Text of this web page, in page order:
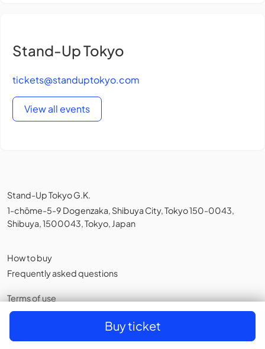
Buy ticket
Stand-Up Tokyo
tickets@standuptokyo.com
View all events
Stand-Up Tokyo G.K.
1-chōme-5-9 Dogenzaka, Shibuya City, Tokyo 150-0043,
Shibuya, 1500043, Tokyo, Japan
How to buy
Frequently asked questions
Terms of use
Privacy policy,Cookies